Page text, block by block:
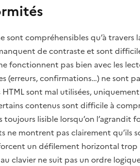
sont compréhensibles qu’à travers
de contraste et sont
fonctionnent pas bien avec les
(erreurs, confirmations…) ne sont
HTML sont mal utilisées,
contenus sont difficile à
toujours lisible lorsqu’on l’agrandit
ne montrent pas clairement qu’ils
un défilement horizontal
clavier ne suit pas un ordre